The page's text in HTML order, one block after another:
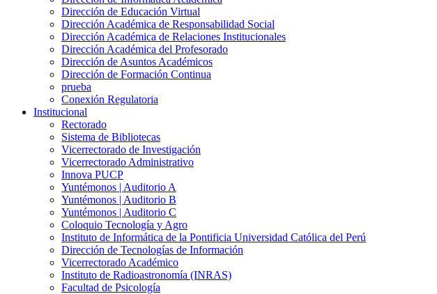
Dirección de Educación Virtual
Dirección Académica de Responsabilidad Social
Dirección Académica de Relaciones Institucionales
Dirección Académica del Profesorado
Dirección de Asuntos Académicos
Dirección de Formación Continua
prueba
Conexión Regulatoria
Institucional
Rectorado
Sistema de Bibliotecas
Vicerrectorado de Investigación
Vicerrectorado Administrativo
Innova PUCP
Yuntémonos | Auditorio A
Yuntémonos | Auditorio B
Yuntémonos | Auditorio C
Coloquio Tecnología y Agro
Instituto de Informática de la Pontificia Universidad Católica del Perú
Dirección de Tecnologías de Información
Vicerrectorado Académico
Instituto de Radioastronomía (INRAS)
Facultad de Psicología